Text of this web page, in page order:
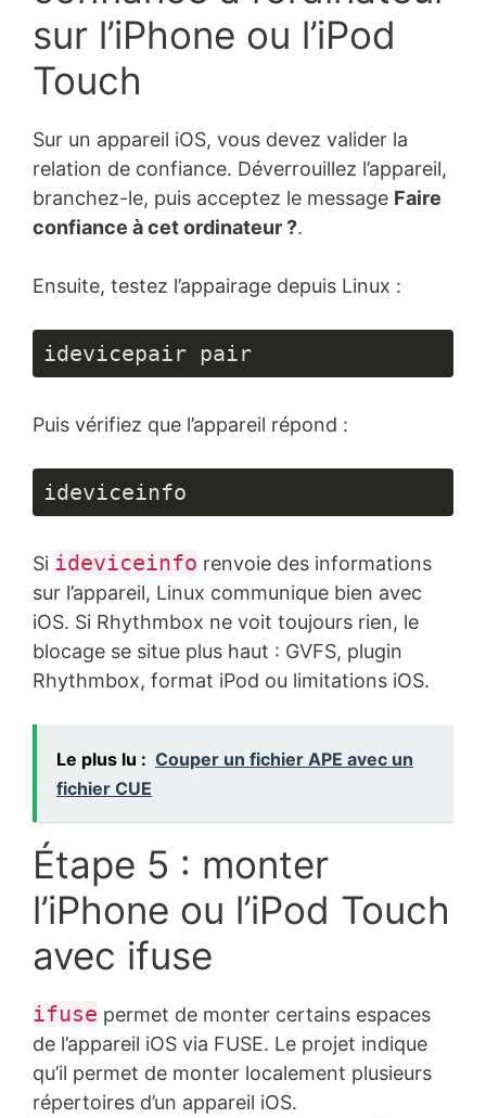
sur l’iPhone ou l’iPod
Touch
Sur un appareil iOS, vous devez valider la
relation de confiance. Déverrouillez l’appareil,
branchez-le, puis acceptez le message Faire
confiance à cet ordinateur ?.
Ensuite, testez l’appairage depuis Linux :
idevicepair pair
Puis vérifiez que l’appareil répond :
ideviceinfo
Si ideviceinfo renvoie des informations
sur l’appareil, Linux communique bien avec
iOS. Si Rhythmbox ne voit toujours rien, le
blocage se situe plus haut : GVFS, plugin
Rhythmbox, format iPod ou limitations iOS.
Le plus lu : Couper un fichier APE avec un
fichier CUE
Étape 5 : monter
l’iPhone ou l’iPod Touch
avec ifuse
ifuse permet de monter certains espaces
de l’appareil iOS via FUSE. Le projet indique
qu’il permet de monter localement plusieurs
répertoires d’un appareil iOS.